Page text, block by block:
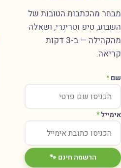
מהכתבות הטובות של
טיפ וטרינרי, ושאלה
מהקהילה — ב-3 דקות
*
*
הרשמה חינם 🐾